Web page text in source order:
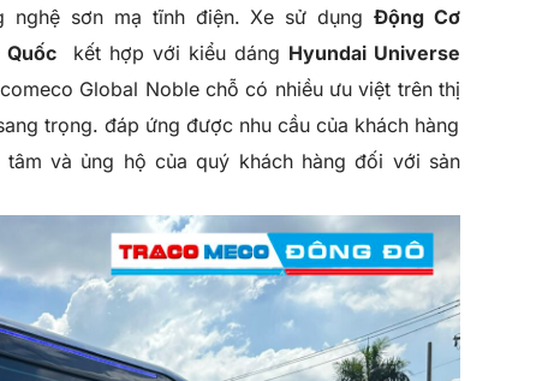
nghệ sơn mạ tĩnh điện. Xe sử dụngĐộng Cơ
Quốc kết hợp với kiểu dáng Hyundai Universe
Global Noblechỗ có nhiều ưu việt trên thị
trọng. đáp ứng được nhu cầu của khách hàng
và ủng hộ của quý khách hàng đối với sản